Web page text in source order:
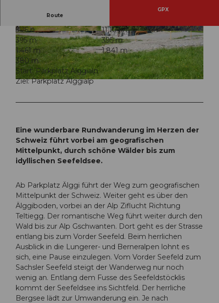
© Obwalden Tourismus, Obwalden Tourismus
© Obwalden Tourismus, Obwalden Tourismus © Obwalden Tourismus, Obwalden Tourismus
Route
GPX
3:25 h
11,10 km
395 m
395 m
1.461 m
1.841 m
380 m
Start: Parkplatz Älggialp
Ziel: Parkplatz Älggialp
Eine wunderbare Rundwanderung im Herzen der
Schweiz führt vorbei am geografischen
Mittelpunkt, durch schöne Wälder bis zum
idyllischen Seefeldsee.
Ab Parkplatz Älggi führt der Weg zum geografischen
Mittelpunkt der Schweiz. Weiter geht es über den
Älggiboden, vorbei an der Alp Ziflucht Richtung
Teltiegg. Der romantische Weg führt weiter durch den
Wald bis zur Alp Gschwanten. Dort geht es der Strasse
entlang bis zum Vorder Seefeld. Beim herrlichen
Ausblick in die Lungerer- und Berneralpen lohnt es
sich, eine Pause einzulegen. Vom Vorder Seefeld zum
Sachsler Seefeld steigt der Wanderweg nur noch
wenig an. Entlang dem Fusse des Seefeldstöcklis
kommt der Seefeldsee ins Sichtfeld. Der herrliche
Bergsee lädt zur Umwanderung ein. Je nach